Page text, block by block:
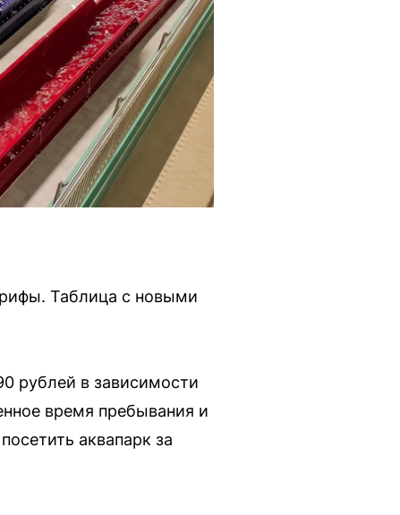
Таблица с новыми
рублей в зависимости
время пребывания и
аквапарк за